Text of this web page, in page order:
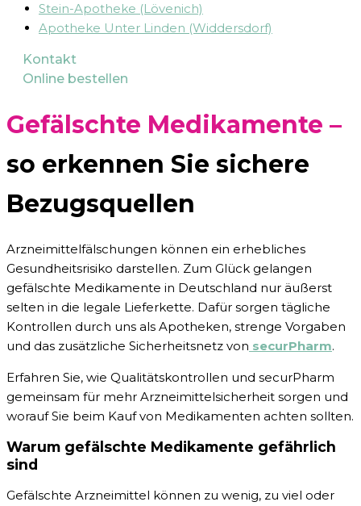
Stein-Apotheke (Lövenich)
Apotheke Unter Linden (Widdersdorf)
Kontakt
Online bestellen
Gefälschte Medikamente –
so erkennen Sie sichere
Bezugsquellen
Arzneimittelfälschungen können ein erhebliches
Gesundheitsrisiko darstellen. Zum Glück gelangen
gefälschte Medikamente in Deutschland nur äußerst
selten in die legale Lieferkette. Dafür sorgen tägliche
Kontrollen durch uns als Apotheken, strenge Vorgaben
und das zusätzliche Sicherheitsnetz von securPharm.
Erfahren Sie, wie Qualitätskontrollen und securPharm
gemeinsam für mehr Arzneimittelsicherheit sorgen und
worauf Sie beim Kauf von Medikamenten achten sollten.
Warum gefälschte Medikamente gefährlich
sind
Gefälschte Arzneimittel können zu wenig, zu viel oder